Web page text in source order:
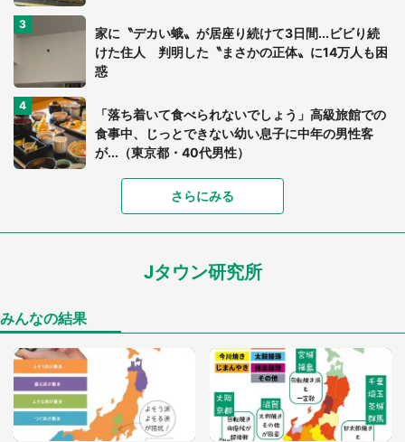
家に〝デカい蛾〟が居座り続けて3日間...ビビり続
けた住人 判明した〝まさかの正体〟に14万人も困
惑
「落ち着いて食べられないでしょう」高級旅館での
食事中、じっとできない幼い息子に中年の男性客
が...（東京都・40代男性）
「富豪すぎ」1歳息子の〝店頭駄々こね〟の内容に1.
7万人驚がく 「お菓子売り場ならまだしも...」「ハ
ードル高い」
あまりにも四角すぎる猫、激写される 「これもう
「閉所恐怖症の私は新幹線で大パニック。隣席の青
年に『手を繋いで』とお願いしたら...」 体験談に
8万人感動
さらにみる
Jタウン研究所
みんなの結果